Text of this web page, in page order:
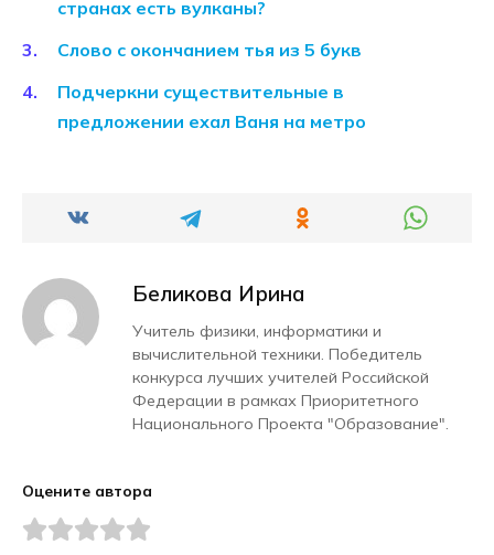
странах есть вулканы?
Слово с окончанием тья из 5 букв
Подчеркни существительные в
предложении ехал Ваня на метро
Беликова Ирина
Учитель физики, информатики и
вычислительной техники. Победитель
конкурса лучших учителей Российской
Федерации в рамках Приоритетного
Национального Проекта "Образование".
Оцените автора